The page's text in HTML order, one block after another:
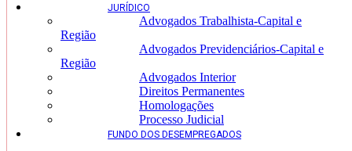
JURÍDICO
Advogados Trabalhista-Capital e
Região
Advogados Previdenciários-Capital e
Região
Advogados Interior
Direitos Permanentes
Homologações
Processo Judicial
FUNDO DOS DESEMPREGADOS